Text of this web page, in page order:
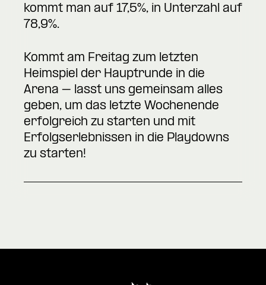
kommt man auf 17,5%, in Unterzahl auf
78,9%.
Kommt am Freitag zum letzten
Heimspiel der Hauptrunde in die
Arena – lasst uns gemeinsam alles
geben, um das letzte Wochenende
erfolgreich zu starten und mit
Erfolgserlebnissen in die Playdowns
zu starten!